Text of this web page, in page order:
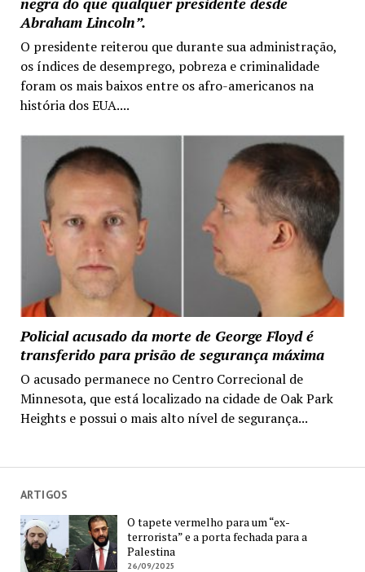
Abraham Lincoln”.
O presidente reiterou que durante sua administração,
os índices de desemprego, pobreza e criminalidade
foram os mais baixos entre os afro-americanos na
história dos EUA....
Policial acusado da morte de George Floyd é
transferido para prisão de segurança máxima
O acusado permanece no Centro Correcional de
Minnesota, que está localizado na cidade de Oak Park
Heights e possui o mais alto nível de segurança...
ARTIGOS
O tapete vermelho para um “ex-
terrorista” e a porta fechada para a
Palestina
26/09/2025